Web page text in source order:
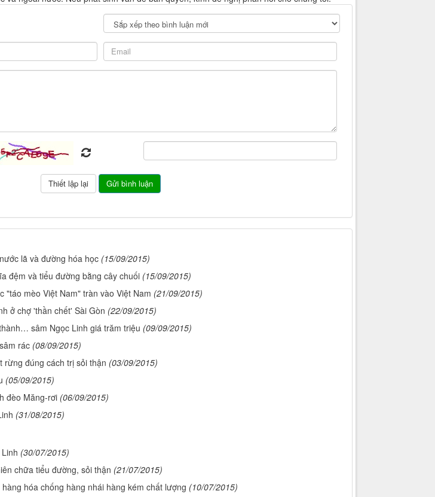
lã và đường hóa học (15/09/2015)
đệm và tiểu đường bằng cây chuối (15/09/2015)
"táo mèo Việt Nam" tràn vào Việt Nam (21/09/2015)
ở chợ 'thần chết' Sài Gòn (22/09/2015)
sâm Ngọc Linh giá trăm triệu (09/09/2015)
rác (08/09/2015)
rừng đúng cách trị sỏi thận (03/09/2015)
(05/09/2015)
đèo Măng-rơi (06/09/2015)
(31/08/2015)
(30/07/2015)
chữa tiểu đường, sỏi thận (21/07/2015)
hóa chống hàng nhái hàng kém chất lượng (10/07/2015)